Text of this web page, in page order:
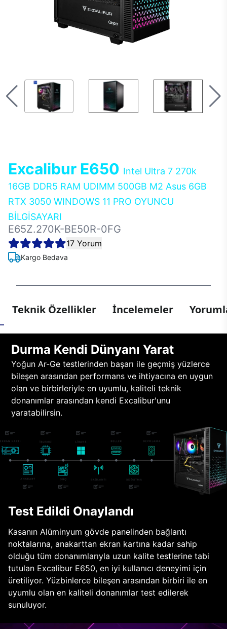
Excalibur E650 Intel Ultra 7 270k
16GB DDR5 RAM UDIMM 500GB M2 Asus 6GB
RTX 3050 WINDOWS 11 PRO OYUNCU
BİLGİSAYARI
E65Z.270K-BE50R-0FG
17 Yorum
Kargo Bedava
Teknik Özellikler İncelemeler
Durma Kendi Dünyanı Yarat
Yoğun Ar-Ge testlerinden başarı ile geçmiş yüzlerce
bileşen arasından performans ve ihtiyacına en uygun
olan ve birbirleriyle en uyumlu, kaliteli teknik
donanımlar arasından kendi Excalibur'unu
yaratabilirsin.
Test Edildi Onaylandı
Kasanın Alüminyum gövde panelinden bağlantı
noktalarına, anakarttan ekran kartına kadar sahip
olduğu tüm donanımlarıyla uzun kalite testlerine tabi
tutulan Excalibur E650, en iyi kullanıcı deneyimi için
üretiliyor. Yüzbinlerce bileşen arasından birbiri ile en
uyumlu olan en kaliteli donanımlar test edilerek
sunuluyor.